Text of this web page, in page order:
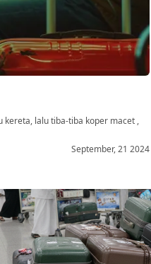
kereta, lalu tiba-tiba koper macet ,
September, 21 2024